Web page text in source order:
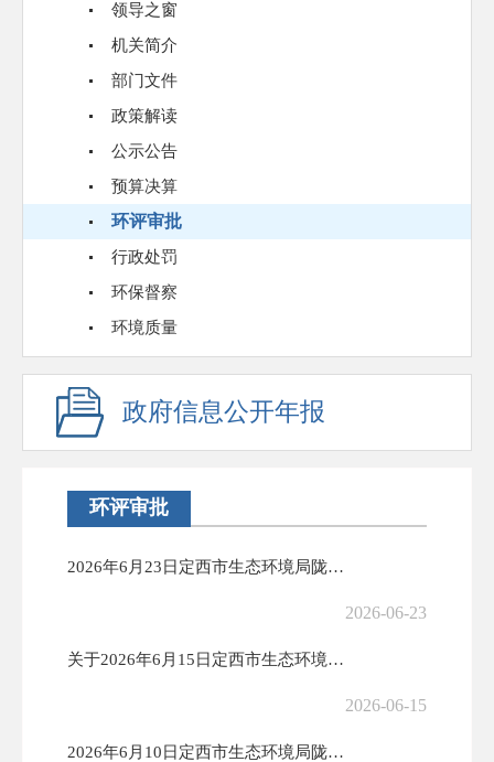
领导之窗
机关简介
部门文件
政策解读
公示公告
预算决算
环评审批
行政处罚
环保督察
环境质量
政府信息公开年报
环评审批
2026年6月23日定西市生态环境局陇西分局作出建设项目环境影响评价...
2026-06-23
关于2026年6月15日定西市生态环境局陇西分局拟作出建设项目环境影...
2026-06-15
2026年6月10日定西市生态环境局陇西分局作出建设项目环境影响评价...